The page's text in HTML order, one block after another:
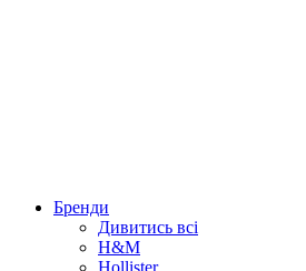
Бренди
Дивитись всі
H&M
Hollister